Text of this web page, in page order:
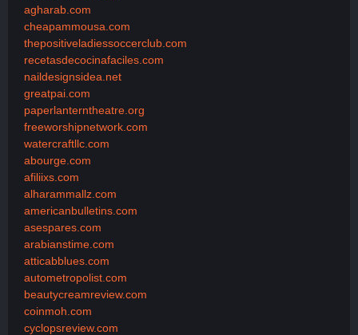
agharab.com
cheapammousa.com
thepositiveladiessoccerclub.com
recetasdecocinafaciles.com
naildesignsidea.net
greatpai.com
paperlanterntheatre.org
freeworshipnetwork.com
watercraftllc.com
abourge.com
afiliixs.com
alharammallz.com
americanbulletins.com
asespares.com
arabianstime.com
atticabblues.com
autometropolist.com
beautycreamreview.com
coinmoh.com
cyclopsreview.com